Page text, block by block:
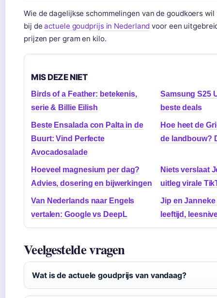
Wie de dagelijkse schommelingen van de goudkoers
bij deactuele goudprijs in Nederland voor een
prijzen per gram en kilo.
MIS DEZE NIET
Birds of a Feather: betekenis,
serie & Billie Eilish
Samsung S25
beste deals
Beste Ensalada con Palta in de
Buurt: Vind Perfecte
Avocadosalade
Hoe heet de
de landbouw?
Hoeveel magnesium per dag?
Advies, dosering en bijwerkingen
Niets verslaat
uitleg virale
Van Nederlands naar Engels
vertalen: Google vs DeepL
Jip en
leeftijd,
Veelgestelde vragen
Wat is de actuele goudprijs van vandaag?